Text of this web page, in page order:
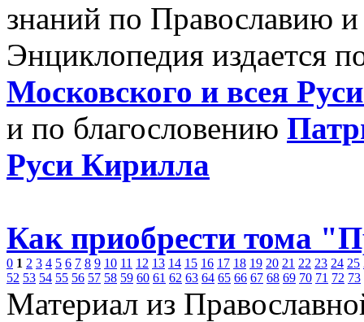
знаний по Православию
Энциклопедия издается
Московского и всея
и по благословению
Руси Кирилла
Как приобрести тома
0 1 2 3 4 5 6 7 8 9 10 11 12 13 14 15 16 17 18 19 20 21 22 23 24 25
52 53 54 55 56 57 58 59 60 61 62 63 64 65 66 67 68 69 70 71 72 73
Материал из